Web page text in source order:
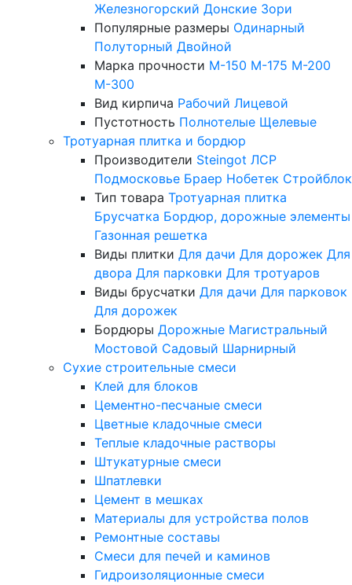
Железногорский Донские Зори
Популярные размеры Одинарный
Полуторный Двойной
Марка прочности М-150 М-175 М-200
М-300
Вид кирпича Рабочий Лицевой
Пустотность Полнотелые Щелевые
Тротуарная плитка и бордюр
Производители Steingot ЛСР
Подмосковье Браер Нобетек Стройблок
Тип товара Тротуарная плитка
Брусчатка Бордюр, дорожные элементы
Газонная решетка
Виды плитки Для дачи Для дорожек Для
двора Для парковки Для тротуаров
Виды брусчатки Для дачи Для парковок
Для дорожек
Бордюры Дорожные Магистральный
Мостовой Садовый Шарнирный
Сухие строительные смеси
Клей для блоков
Цементно-песчаные смеси
Цветные кладочные смеси
Теплые кладочные растворы
Штукатурные смеси
Шпатлевки
Цемент в мешках
Материалы для устройства полов
Ремонтные составы
Смеси для печей и каминов
Гидроизоляционные смеси